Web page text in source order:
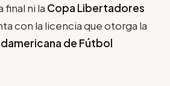
final ni la Copa Libertadores
con la licencia que otorga la
de Fútbol